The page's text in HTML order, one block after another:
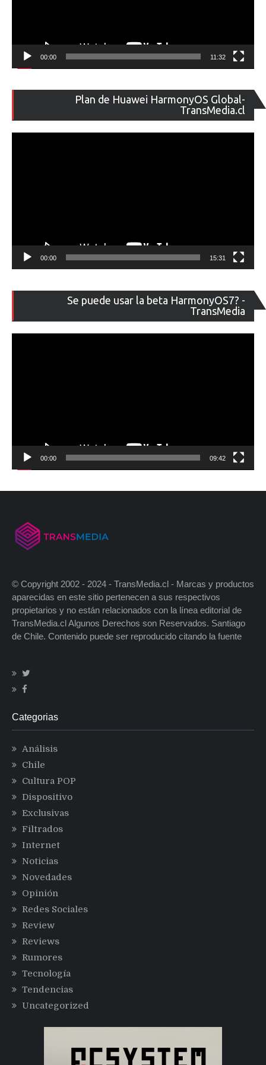
00:00 11:32
Plan de Huawei HarmonyOS Global-
TransMedia.cl
de
00:00 15:31
Se puede usar la beta HarmonyOS7? -
TransMedia
de
00:00 09:42
© Copyright 2002 - 2024 - TransMedia.cl - Marcas y productos
aparecidas en este sitio pertenecen a sus respectivos
propietarios y no están relacionados con la línea editorial de
TransMedia.cl Algunos Derechos son Reservados. Santiago
de Chile. Contenido puede ser reproducido citando la fuente
Categorias
Análisis
Chile
Cultura POP
Dispositivo
Exclusivas
Filtrados
Internet
Noticias
Novedades
Opinión
Redes Sociales
Review
Reviews
Rumores
Tecnología
Tendencias
Uncategorized